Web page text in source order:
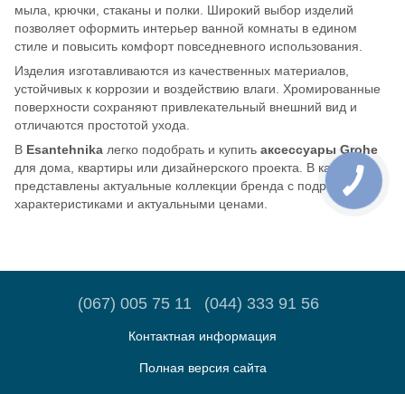
мыла, крючки, стаканы и полки. Широкий выбор изделий
позволяет оформить интерьер ванной комнаты в едином
стиле и повысить комфорт повседневного использования.
Изделия изготавливаются из качественных материалов,
устойчивых к коррозии и воздействию влаги. Хромированные
поверхности сохраняют привлекательный внешний вид и
отличаются простотой ухода.
В Esantehnika легко подобрать и купить аксессуары Grohe
для дома, квартиры или дизайнерского проекта. В каталоге
представлены актуальные коллекции бренда с подробными
характеристиками и актуальными ценами.
(067) 005 75 11 (044) 333 91 56
Контактная информация
Полная версия сайта